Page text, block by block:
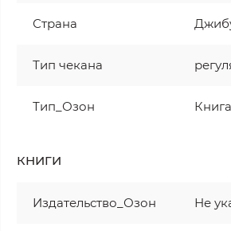
Страна
Тип чекана
Тип_Озон Книга
КНИГИ
Издательство_Озон Не